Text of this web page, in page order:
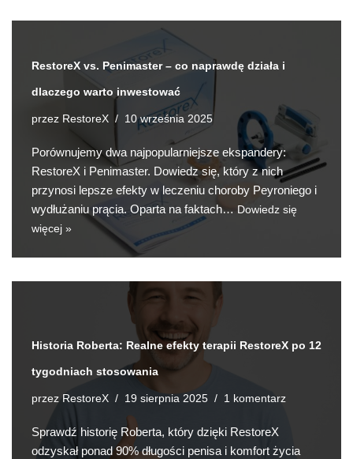
RestoreX vs. Penimaster – co naprawdę działa i
dlaczego warto inwestować
przez RestoreX 10 września 2025
Porównujemy dwa najpopularniejsze ekspandery:
RestoreX i Penimaster. Dowiedz się, który z nich
przynosi lepsze efekty w leczeniu choroby Peyroniego i
wydłużaniu prącia. Oparta na faktach… Dowiedz się
więcej »
Historia Roberta: Realne efekty terapii RestoreX po 12
tygodniach stosowania
przez RestoreX 19 sierpnia 2025 1 komentarz
Sprawdź historię Roberta, który dzięki RestoreX
odzyskał ponad 90% długości penisa i komfort życia